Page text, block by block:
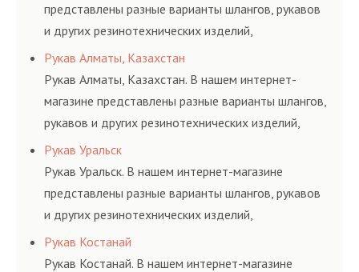
представлены разные варианты шлангов, рукавов
и других резинотехнических изделий,
соответствующих ГОСТам, техническим условиям
и нормативам.
Рукав Алматы, Казахстан
Рукав Алматы, Казахстан. В нашем интернет-
магазине представлены разные варианты шлангов,
рукавов и других резинотехнических изделий,
соответствующих ГОСТам, техническим условиям
и нормативам.
Рукав Уральск
Рукав Уральск. В нашем интернет-магазине
представлены разные варианты шлангов, рукавов
и других резинотехнических изделий,
соответствующих ГОСТам, техническим условиям
и нормативам.
Рукав Костанай
Рукав Костанай. В нашем интернет-магазине